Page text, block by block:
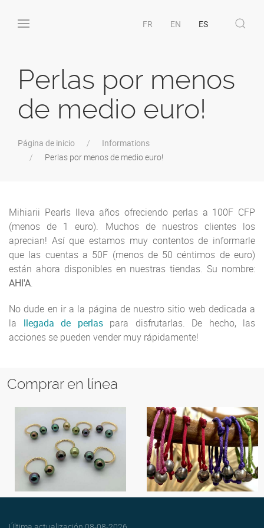
FR EN ES
Perlas por menos
de medio euro!
Página de inicio
Informations
Perlas por menos de medio euro!
Mihiarii Pearls lleva años ofreciendo perlas a 100F CFP
(menos de 1 euro). Muchos de nuestros clientes los
aprecian! Así que estamos muy contentos de informarle
que las cuentas a 50F (menos de 50 céntimos de euro)
están ahora disponibles en nuestras tiendas. Su nombre:
AHI'A.
No dude en ir a la página de nuestro sitio web dedicada a
la llegada de perlaspara disfrutarlas. De hecho, las
acciones se pueden vender muy rápidamente!
Comprar en línea